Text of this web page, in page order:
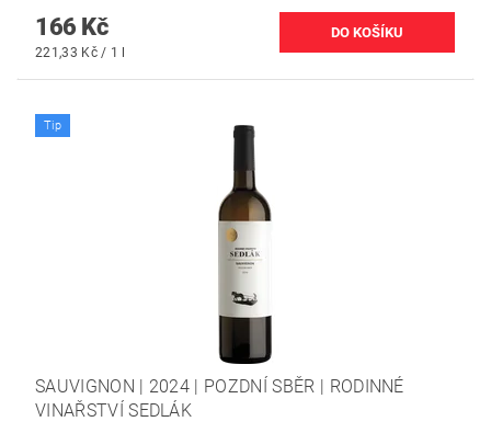
166 Kč
221,33 Kč / 1 l
Tip
SAUVIGNON | 2024 | POZDNÍ SBĚR | RODINNÉ
VINAŘSTVÍ SEDLÁK